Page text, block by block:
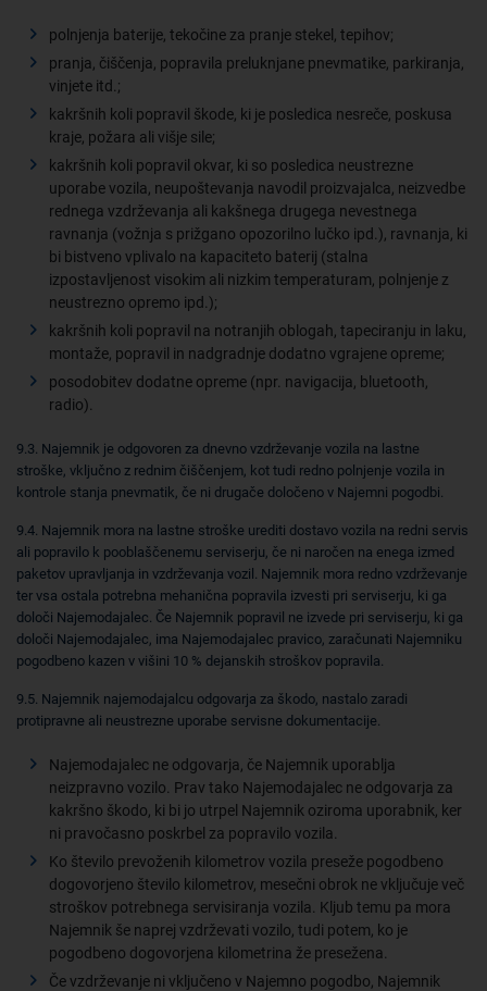
polnjenja baterije, tekočine za pranje stekel, tepihov;
pranja, čiščenja, popravila preluknjane pnevmatike, parkiranja,
vinjete itd.;
kakršnih koli popravil škode, ki je posledica nesreče, poskusa
kraje, požara ali višje sile;
kakršnih koli popravil okvar, ki so posledica neustrezne
uporabe vozila, neupoštevanja navodil proizvajalca, neizvedbe
rednega vzdrževanja ali kakšnega drugega nevestnega
ravnanja (vožnja s prižgano opozorilno lučko ipd.), ravnanja, ki
bi bistveno vplivalo na kapaciteto baterij (stalna
izpostavljenost visokim ali nizkim temperaturam, polnjenje z
neustrezno opremo ipd.);
kakršnih koli popravil na notranjih oblogah, tapeciranju in laku,
montaže, popravil in nadgradnje dodatno vgrajene opreme;
posodobitev dodatne opreme (npr. navigacija, bluetooth,
radio).
9.3. Najemnik je odgovoren za dnevno vzdrževanje vozila na lastne
stroške, vključno z rednim čiščenjem, kot tudi redno polnjenje vozila in
kontrole stanja pnevmatik, če ni drugače določeno v Najemni pogodbi.
9.4. Najemnik mora na lastne stroške urediti dostavo vozila na redni servis
ali popravilo k pooblaščenemu serviserju, če ni naročen na enega izmed
paketov upravljanja in vzdrževanja vozil. Najemnik mora redno vzdrževanje
ter vsa ostala potrebna mehanična popravila izvesti pri serviserju, ki ga
določi Najemodajalec. Če Najemnik popravil ne izvede pri serviserju, ki ga
določi Najemodajalec, ima Najemodajalec pravico, zaračunati Najemniku
pogodbeno kazen v višini 10 % dejanskih stroškov popravila.
9.5. Najemnik najemodajalcu odgovarja za škodo, nastalo zaradi
protipravne ali neustrezne uporabe servisne dokumentacije.
Najemodajalec ne odgovarja, če Najemnik uporablja
neizpravno vozilo. Prav tako Najemodajalec ne odgovarja za
kakršno škodo, ki bi jo utrpel Najemnik oziroma uporabnik, ker
ni pravočasno poskrbel za popravilo vozila.
Ko število prevoženih kilometrov vozila preseže pogodbeno
dogovorjeno število kilometrov, mesečni obrok ne vključuje več
stroškov potrebnega servisiranja vozila. Kljub temu pa mora
Najemnik še naprej vzdrževati vozilo, tudi potem, ko je
pogodbeno dogovorjena kilometrina že presežena.
Če vzdrževanje ni vključeno v Najemno pogodbo, Najemnik